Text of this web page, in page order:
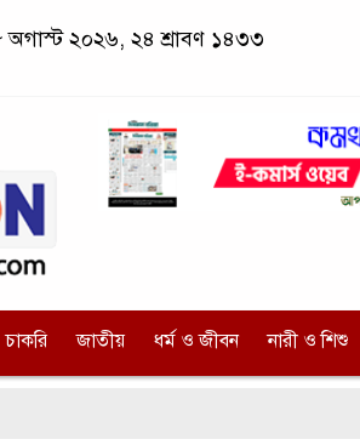
২০২৬, ২৪ শ্রাবণ ১৪৩৩
চাকরি জাতীয় ধর্ম ও জীবন নারী ও শিশু